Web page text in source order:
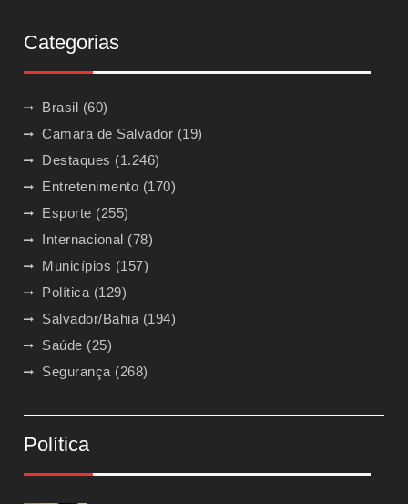
Categorias
Brasil (60)
Camara de Salvador (19)
Destaques (1.246)
Entretenimento (170)
Esporte (255)
Internacional (78)
Municípios (157)
Política (129)
Salvador/Bahia (194)
Saúde (25)
Segurança (268)
Política